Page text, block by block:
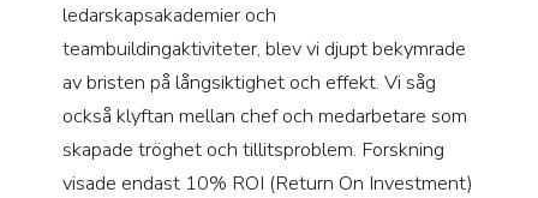
ledarskapsakademier och
teambuildingaktiviteter, blev vi djupt bekymrade
av bristen på långsiktighet och effekt. Vi såg
också klyftan mellan chef och medarbetare som
skapade tröghet och tillitsproblem. Forskning
visade endast 10% ROI (Return On Investment)